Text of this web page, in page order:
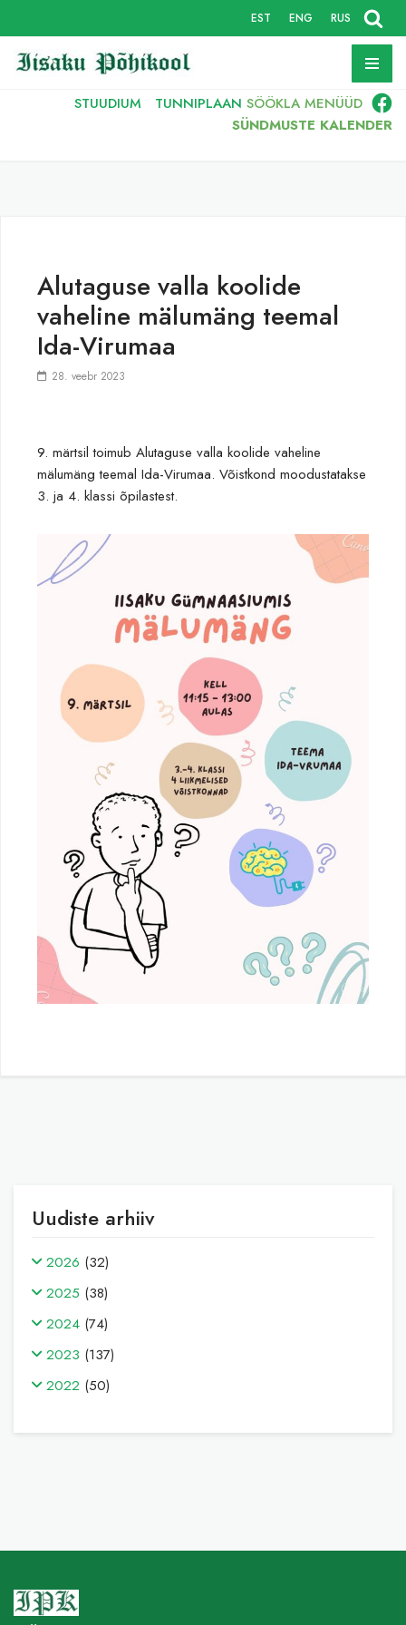
Skip
to
EST ENG RUS
STUUDIUM TUNNIPLAAN SÖÖKLA MENÜÜD
SÜNDMUSTE KALENDER
Alutaguse valla koolide
vaheline mälumäng teemal
Ida-Virumaa
28. veebr 2023
9. märtsil toimub Alutaguse valla koolide vaheline
mälumäng teemal Ida-Virumaa. Võistkond moodustatakse
3. ja 4. klassi õpilastest.
Uudiste arhiiv
2026 (32)
2025 (38)
2024 (74)
2023 (137)
2022 (50)